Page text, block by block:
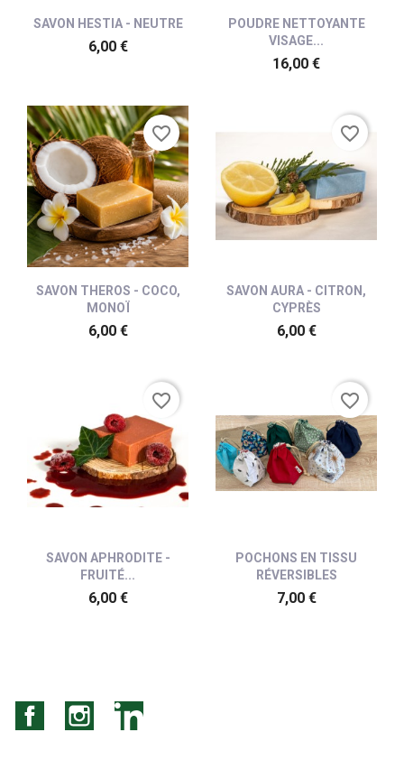
SAVON HESTIA - NEUTRE
6,00 €
POUDRE NETTOYANTE
VISAGE...
16,00 €
SAVON THEROS - COCO,
MONOÏ
6,00 €
favorite_border
SAVON AURA - CITRON,
CYPRÈS
6,00 €
favorite_border
SAVON APHRODITE -
FRUITÉ...
6,00 €
favorite_border
POCHONS EN TISSU
RÉVERSIBLES
7,00 €
favorite_border
Facebook Instagram